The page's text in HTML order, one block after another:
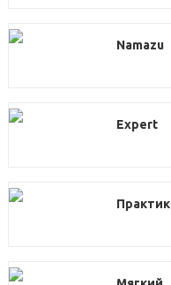
Namazu
Expert
Практик